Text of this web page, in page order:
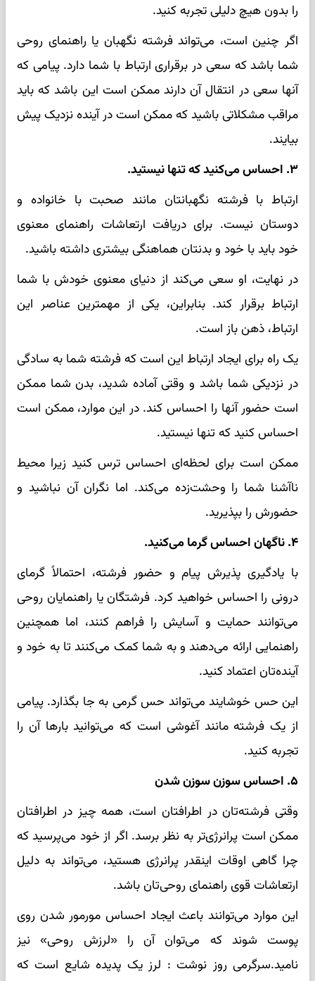
را بدون هیچ دلیلی تجربه کنید.
اگر چنین است، می‌تواند فرشته نگهبان یا راهنمای روحی
شما باشد که سعی در برقراری ارتباط با شما دارد. پیامی که
آنها سعی در انتقال آن دارند ممکن است این باشد که باید
مراقب مشکلاتی باشید که ممکن است در آینده نزدیک پیش
بیایند.
۳. احساس می‌کنید که تنها نیستید.
ارتباط با فرشته نگهبانتان مانند صحبت با خانواده و
دوستان نیست. برای دریافت ارتعاشات راهنمای معنوی
خود باید با خود و بدنتان هماهنگی بیشتری داشته باشید.
در نهایت، او سعی می‌کند از دنیای معنوی خودش با شما
ارتباط برقرار کند. بنابراین، یکی از مهمترین عناصر این
ارتباط، ذهن باز است.
یک راه برای ایجاد ارتباط این است که فرشته شما به سادگی
در نزدیکی شما باشد و وقتی آماده شدید، بدن شما ممکن
است حضور آنها را احساس کند. در این موارد، ممکن است
احساس کنید که تنها نیستید.
ممکن است برای لحظه‌ای احساس ترس کنید زیرا محیط
ناآشنا شما را وحشت‌زده می‌کند. اما نگران آن نباشید و
حضورش را بپذیرید.
۴. ناگهان احساس گرما می‌کنید.
با یادگیری پذیرش پیام و حضور فرشته، احتمالاً گرمای
درونی را احساس خواهید کرد. فرشتگان یا راهنمایان روحی
می‌توانند حمایت و آسایش را فراهم کنند، اما همچنین
راهنمایی ارائه می‌دهند و به شما کمک می‌کنند تا به خود و
آینده‌تان اعتماد کنید.
این حس خوشایند می‌تواند حس گرمی به جا بگذارد. پیامی
از یک فرشته مانند آغوشی است که می‌توانید بارها آن را
تجربه کنید.
۵. احساس سوزن سوزن شدن
وقتی فرشته‌تان در اطرافتان است، همه چیز در اطرافتان
ممکن است پرانرژی‌تر به نظر برسد. اگر از خود می‌پرسید که
چرا گاهی اوقات اینقدر پرانرژی هستید، می‌تواند به دلیل
ارتعاشات قوی راهنمای روحی‌تان باشد.
این موارد می‌توانند باعث ایجاد احساس مورمور شدن روی
پوست شوند که می‌توان آن را «لرزش روحی» نیز
نامید.سرگرمی روز نوشت : لرز یک پدیده شایع است که